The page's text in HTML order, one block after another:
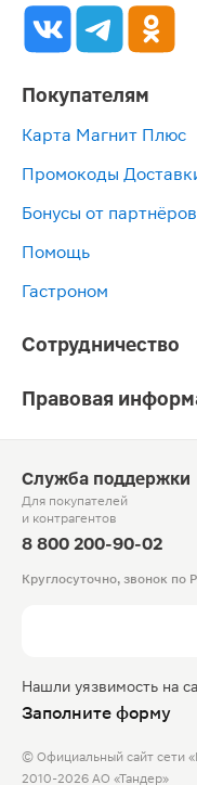
Покупателям
Карта Магнит Плюс
Промокоды
Бонусы от партнёров
Помощь
Гастроном
Сотрудничество
Правовая
Служба поддержки
Для покупателей
и контрагентов
8 800 200-90-02
Круглосуточно, звонок по
Нашли уязвимость на
Заполните форму
© Официальный сайт сети
2010-2026 АО «Тандер»